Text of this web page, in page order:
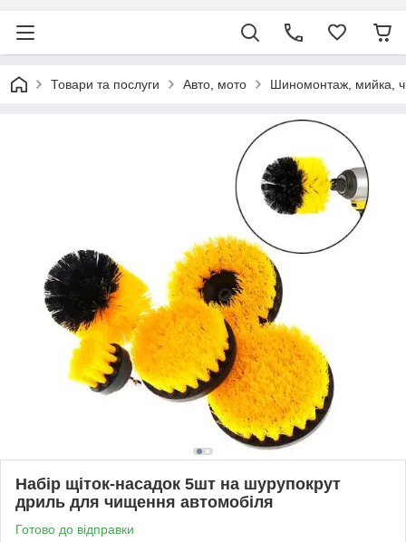
Товари та послуги Авто, мото Шиномонтаж, мийка,
Набір щіток-насадок 5шт на шурупокрут
дриль для чищення автомобіля
Готово до відправки